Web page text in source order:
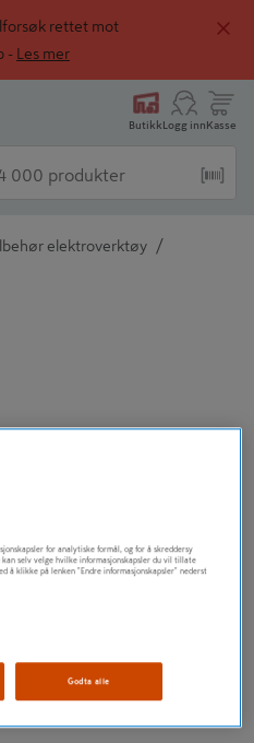
rettet mot
-
Les mer
ButikkLogg innKasse
elektroverktøy /
for analytiske formål, og for å skreddersy
selv velge hvilke informasjonskapsler du vil tillate
å klikke på lenken "Endre informasjonskapsler" nederst
Godta alle